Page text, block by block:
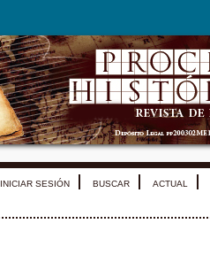
INICIAR SESIÓN BUSCAR ACTUAL